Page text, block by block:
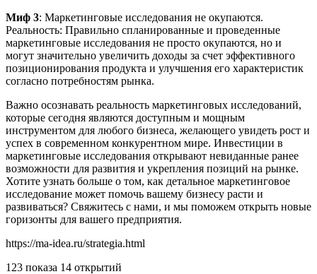
Миф 3: Маркетинговые исследования не окупаются.
Реальность: Правильно спланированные и проведенные
маркетинговые исследования не просто окупаются, но и
могут значительно увеличить доходы за счет эффективного
позиционирования продукта и улучшения его характеристик
согласно потребностям рынка.
Важно осознавать реальность маркетинговых исследований,
которые сегодня являются доступным и мощным
инструментом для любого бизнеса, желающего увидеть рост и
успех в современном конкурентном мире. Инвестиции в
маркетинговые исследования открывают невиданные ранее
возможности для развития и укрепления позиций на рынке.
Хотите узнать больше о том, как детальное маркетинговое
исследование может помочь вашему бизнесу расти и
развиваться? Свяжитесь с нами, и мы поможем открыть новые
горизонты для вашего предприятия.
https://ma-idea.ru/strategia.html
123 показа 14 открытий